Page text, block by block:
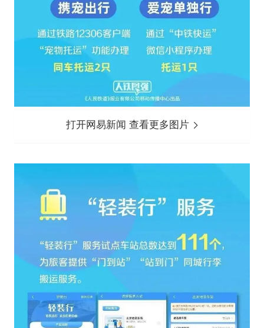
打开网易新闻 查看更多图片